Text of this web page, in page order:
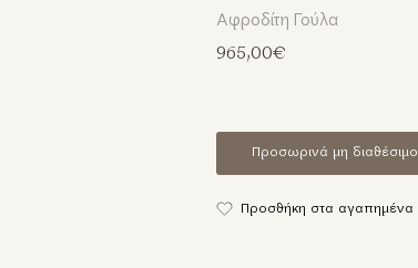
Αφροδίτη Γούλα
965,00€
Προσωρινά μη διαθέσιμο
Προσθήκη στα αγαπημένα